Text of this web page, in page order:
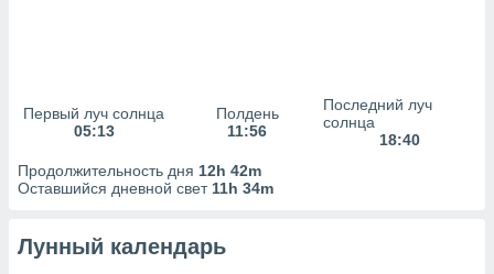
1199
Первый луч солнца
05:13
Полдень
11:56
Последний луч
солнца
18:40
Продолжительность дня 12h 42m
Оставшийся дневной свет 11h 34m
Лунный календарь